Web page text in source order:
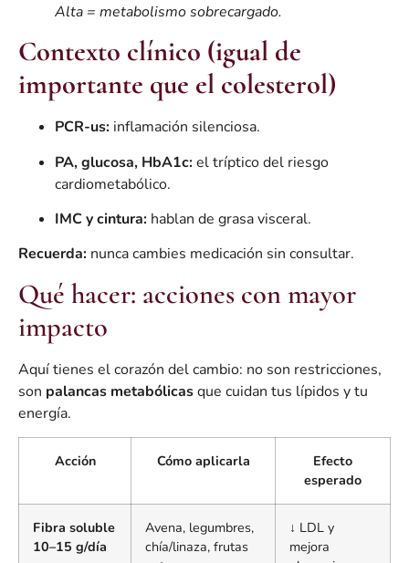
Alta = metabolismo sobrecargado.
Contexto clínico (igual de
importante que el colesterol)
PCR-us: inflamación silenciosa.
PA, glucosa, HbA1c:el tríptico del riesgo
cardiometabólico.
IMC y cintura: hablan de grasa visceral.
Recuerda: nunca cambies medicación sin consultar.
Qué hacer: acciones con mayor
impacto
Aquí tienes el corazón del cambio: no son restricciones,
son palancas metabólicasque cuidan tus lípidos y tu
energía.
Acción Cómo aplicarla
Efecto
esperado
Fibra soluble
10–15 g/día
Avena, legumbres,
chía/linaza, frutas
↓ LDL y
mejora